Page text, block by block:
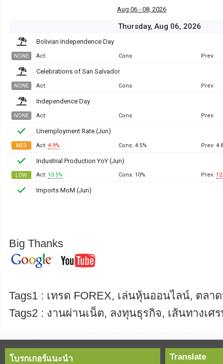
Big Thanks
Tags1 : เทรด FOREX, เล่นหุ้นออนไลน์, ตลา
Tags2 : งานผ่านเน็ต, ลงทุนธุรกิจ, เส้นทางเศ
โบรกเกอร์แนะนำ Translate